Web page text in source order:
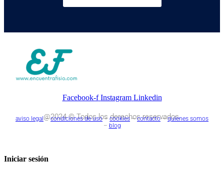
Facebook-f Instagram Linkedin
@2024 © Todos los derechos reservados.
aviso legal –condiciones de uso– cookies –contacto–quienes somos
– blog
Iniciar sesión